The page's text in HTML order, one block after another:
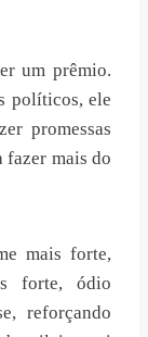
um prêmio.
políticos, ele
promessas
fazer mais do
mais forte,
forte, ódio
reforçando